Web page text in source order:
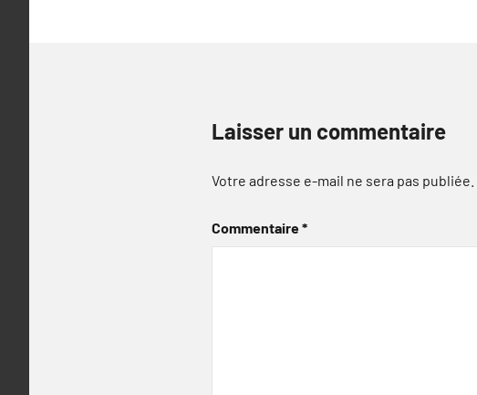
Laisser un commentaire
Votre adresse e-mail ne sera pas publiée.
Commentaire*